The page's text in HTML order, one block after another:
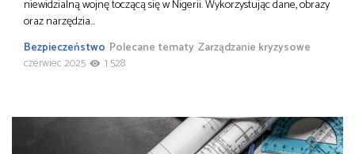
niewidzialną wojnę toczącą się w Nigerii. Wykorzystując dane, obrazy
oraz narzędzia…
Bezpieczeństwo Polecane tematy Zarządzanie kryzysowe
czerwiec 2025
1 528